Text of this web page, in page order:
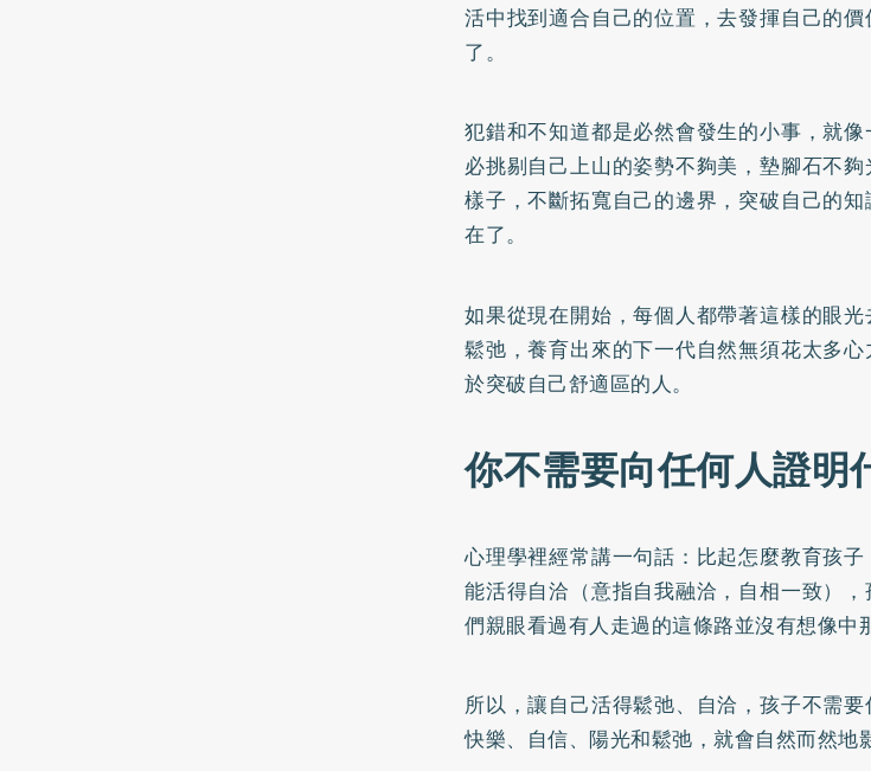
活中找到適合自己的位置，去發揮自己的
了。
犯錯和不知道都是必然會發生的小事，就
必挑剔自己上山的姿勢不夠美，墊腳石不
樣子，不斷拓寬自己的邊界，突破自己的
在了。
如果從現在開始，每個人都帶著這樣的眼
鬆弛，養育出來的下一代自然無須花太多
於突破自己舒適區的人。
你不需要向任何人證明
心理學裡經常講一句話：比起怎麼教育孩
能活得自洽（意指自我融洽，自相一致）
們親眼看過有人走過的這條路並沒有想像中
所以，讓自己活得鬆弛、自洽，孩子不需
快樂、自信、陽光和鬆弛，就會自然而然地